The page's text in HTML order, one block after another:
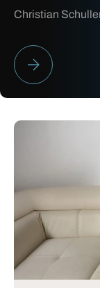
Christian
HEIMKINO